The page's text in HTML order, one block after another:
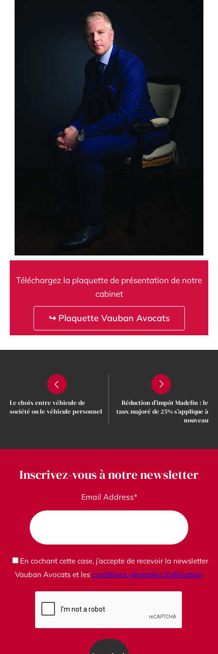
Téléchargez la plaquette de présentation de notre
cabinet
↪ Plaquette Vauban Avocats
Le choix entre véhicule de
société ou le véhicule personnel
Réduction d’impôt Madelin : le
taux majoré de 25% s’applique à
nouveau
Inscrivez-vous à notre newsletter
Email Address*
En cochant cette case, j’accepte de recevoir la newsletter
Vauban Avocats et les conditions générales d’utilisation